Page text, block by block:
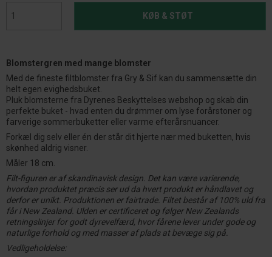
KØB & STØT
Blomstergren med mange blomster
Med de fineste filtblomster fra Gry & Sif kan du sammensætte din
helt egen evighedsbuket.
Pluk blomsterne fra Dyrenes Beskyttelses webshop og skab din
perfekte buket - hvad enten du drømmer om lyse forårstoner og
farverige sommerbuketter eller varme efterårsnuancer.
Forkæl dig selv eller én der står dit hjerte nær med buketten, hvis
skønhed aldrig visner.
Måler 18 cm.
Filt-figuren er af skandinavisk design. Det kan være varierende,
hvordan produktet præcis ser ud da hvert produkt er håndlavet og
derfor er unikt. Produktionen er fairtrade. Filtet består af 100% uld fra
får i New Zealand. Ulden er certificeret og følger New Zealands
retningslinjer for godt dyrevelfærd, hvor fårene lever under gode og
naturlige forhold og med masser af plads at bevæge sig på.
Vedligeholdelse: